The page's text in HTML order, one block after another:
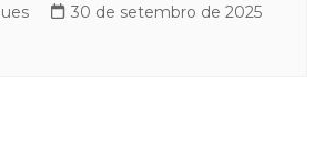
30 de setembro de 2025